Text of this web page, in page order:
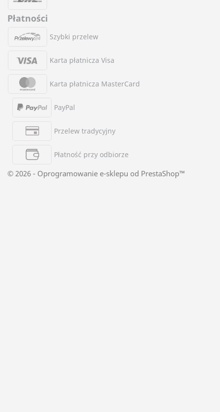
Płatności
Szybki przelew
Karta płatnicza Visa
Karta płatnicza MasterCard
PayPal
Przelew tradycyjny
Płatność przy odbiorze
© 2026 - Oprogramowanie e-sklepu od PrestaShop™